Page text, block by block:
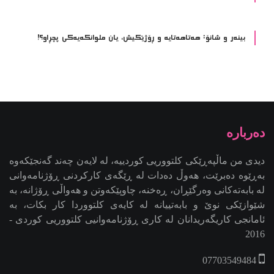
بینەر و شانۆ: هەتاھەتایە و ڕۆژێکیش، یان ملوانکەیەکی پچڕاو؟!
دیدی من ماڵپەڕێکی کلتووریی کوردییە، لە لایەن چەند گەنجێكه‌وه‌
بەڕێوە دەبرێت، هەوڵ دەدات لە ڕێگەی کارکردنی ڕۆژنامەوانی
لە بابەتەکانی وەرگێڕان، ڕەخنە، چاوپێکەوتن و هەواڵی ڕۆژانە، بە
شێوازێکی نوێ و بابەتییانە لە کایەی کلتووردا کار بکات، بە
ئامانجی کاریگەریدانان لە کاری ڕۆژنامەوانیی کلتووریی کوردی -
2016
07703549484